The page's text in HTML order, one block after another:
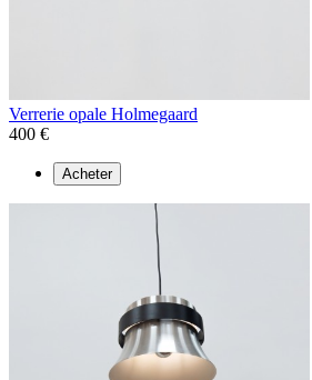
Verrerie opale Holmegaard
400 €
Acheter